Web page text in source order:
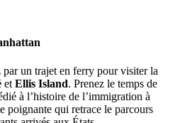
par un trajet en ferry pour visiter la
et Ellis Island. Prenez le temps de
à l’histoire de l’immigration à
poignante qui retrace le parcours